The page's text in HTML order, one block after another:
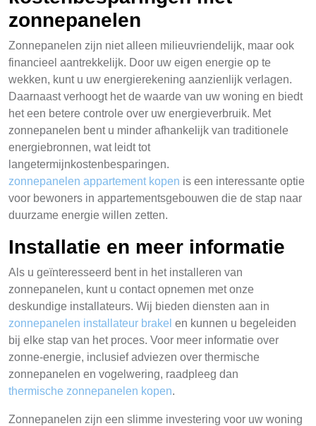
zonnepanelen
Zonnepanelen zijn niet alleen milieuvriendelijk, maar ook
financieel aantrekkelijk. Door uw eigen energie op te
wekken, kunt u uw energierekening aanzienlijk verlagen.
Daarnaast verhoogt het de waarde van uw woning en biedt
het een betere controle over uw energieverbruik. Met
zonnepanelen bent u minder afhankelijk van traditionele
energiebronnen, wat leidt tot
langetermijnkostenbesparingen.
zonnepanelen appartement kopen is een interessante optie
voor bewoners in appartementsgebouwen die de stap naar
duurzame energie willen zetten.
Installatie en meer informatie
Als u geïnteresseerd bent in het installeren van
zonnepanelen, kunt u contact opnemen met onze
deskundige installateurs. Wij bieden diensten aan in
zonnepanelen installateur brakel en kunnen u begeleiden
bij elke stap van het proces. Voor meer informatie over
zonne-energie, inclusief adviezen over thermische
zonnepanelen en vogelwering, raadpleeg dan
thermische zonnepanelen kopen.
Zonnepanelen zijn een slimme investering voor uw woning